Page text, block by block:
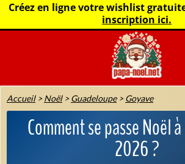
Créez en ligne votre wishlist
inscription ici.
Accueil>Noël>Guadeloupe>Goyave
Comment se passe Noël
2026 ?